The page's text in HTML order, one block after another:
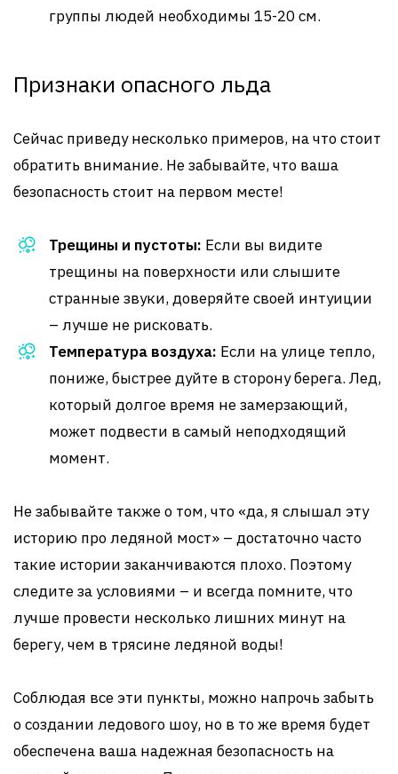
группы людей необходимы 15-20 см.
Признаки опасного льда
Сейчас приведу несколько примеров, на что стоит
обратить внимание. Не забывайте, что ваша
безопасность стоит на первом месте!
Трещины и пустоты: Если вы видите
трещины на поверхности или слышите
странные звуки, доверяйте своей интуиции
– лучше не рисковать.
Температура воздуха: Если на улице тепло,
пониже, быстрее дуйте в сторону берега. Лед,
который долгое время не замерзающий,
может подвести в самый неподходящий
момент.
Не забывайте также о том, что «да, я слышал эту
историю про ледяной мост» – достаточно часто
такие истории заканчиваются плохо. Поэтому
следите за условиями – и всегда помните, что
лучше провести несколько лишних минут на
берегу, чем в трясине ледяной воды!
Соблюдая все эти пункты, можно напрочь забыть
о создании ледового шоу, но в то же время будет
обеспечена ваша надежная безопасность на